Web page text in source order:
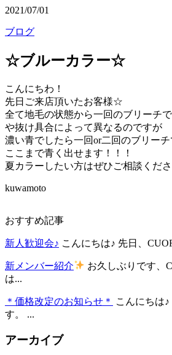
2021/07/01
ブログ
☆ブルーカラー☆
こんにちわ！
先日ご来店頂いたお客様☆
全て地毛の状態から一回のブリーチ
や抜け具合によって異なるのですが
濃い青でしたら一回or二回のブリーチ
ここまで青く出せます！！！
夏カラーしたい方はぜひご相談くださ
kuwamoto
おすすめ記事
新人歓迎会♪ こんにちは♪ 先日、
新メンバー紹介
お久しぶりです、
は...
＊価格改定のお知らせ＊
こんにちは
す。 ...
アーカイブ